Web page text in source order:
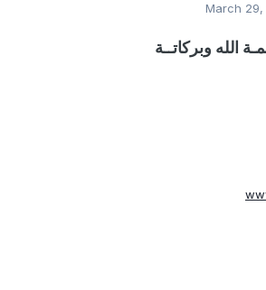
March
الله وبركاتــة